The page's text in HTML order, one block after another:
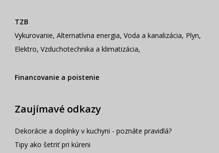
TZB
Vykurovanie, Alternatívna energia, Voda a kanalizácia, Plyn,
Elektro, Vzduchotechnika a klimatizácia,
Financovanie a poistenie
Zaujímavé odkazy
Dekorácie a doplnky v kuchyni - poznáte pravidlá?
Tipy ako šetriť pri kúreni